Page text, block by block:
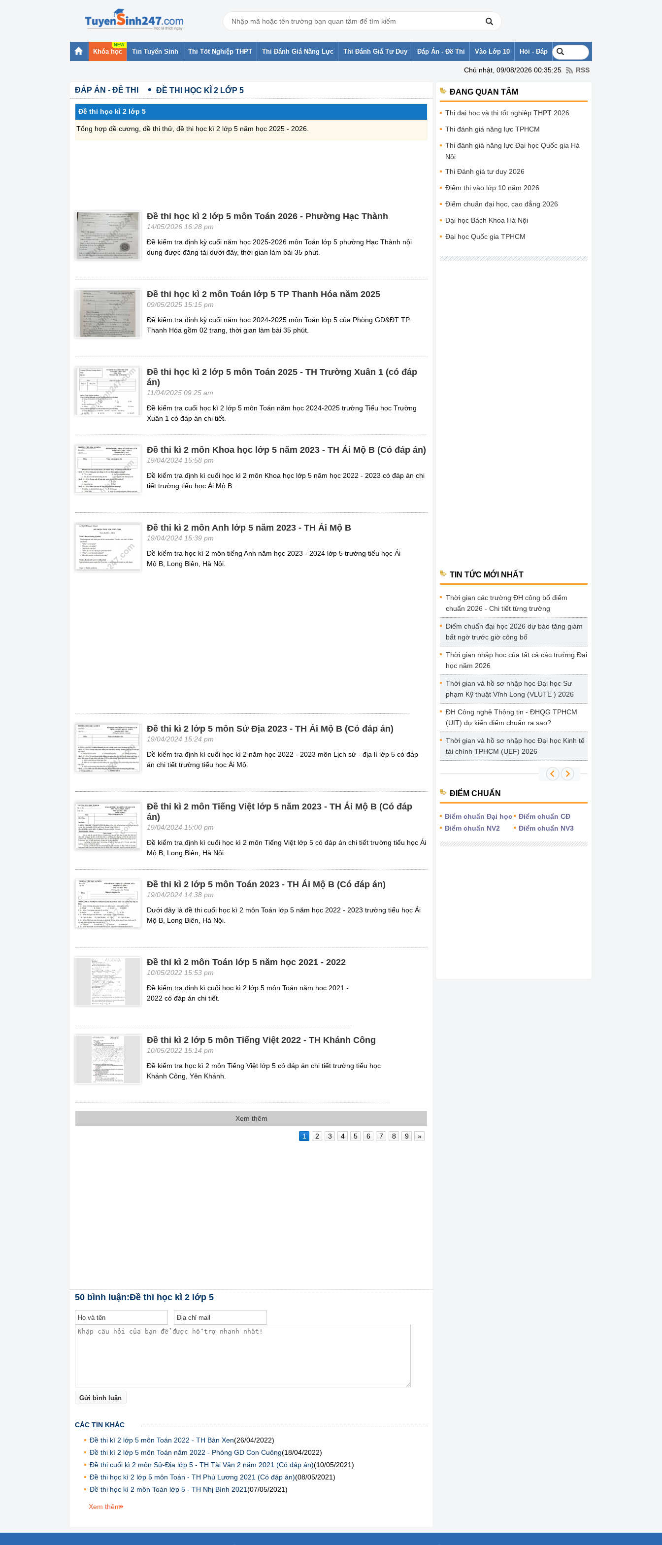
Khóa học Tin Tuyển Sinh Thi Tốt Nghiệp THPT Thi Đánh Giá Năng Lực Thi Đánh Giá Tư Duy Đáp Án - Đề Thi Vào Lớp 10 Hỏi - Đáp
Chủ nhật, 09/08/2026 00:35:25 RSS
ĐÁP ÁN - ĐỀ THI ĐỀ THI HỌC KÌ 2 LỚP 5
Đề thi học kì 2 lớp 5
Tổng hợp đề cương, đề thi thử, đề thi học kì 2 lớp 5 năm học 2025 - 2026.
Đề thi học kì 2 lớp 5 môn Toán 2026 - Phường Hạc Thành
14/05/2026 16:28 pm
Đề kiểm tra định kỳ cuối năm học 2025-2026 môn Toán lớp 5 phường Hạc Thành nội
dung được đăng tải dưới đây, thời gian làm bài 35 phút.
Đề thi học kì 2 môn Toán lớp 5 TP Thanh Hóa năm 2025
09/05/2025 15:15 pm
Đề kiểm tra định kỳ cuối năm học 2024-2025 môn Toán lớp 5 của Phòng GD&ĐT TP.
Thanh Hóa gồm 02 trang, thời gian làm bài 35 phút.
Đề thi học kì 2 lớp 5 môn Toán 2025 - TH Trường Xuân 1 (có đáp
án)
11/04/2025 09:25 am
Đề kiểm tra cuối học kì 2 lớp 5 môn Toán năm học 2024-2025 trường Tiểu học Trường
Xuân 1 có đáp án chi tiết.
Đề thi kì 2 môn Khoa học lớp 5 năm 2023 - TH Ái Mộ B (Có đáp án)
19/04/2024 15:58 pm
Đề kiểm tra định kì cuối học kì 2 môn Khoa học lớp 5 năm học 2022 - 2023 có đáp án chi
tiết trường tiểu học Ái Mộ B.
Đề thi kì 2 môn Anh lớp 5 năm 2023 - TH Ái Mộ B
19/04/2024 15:39 pm
Đề kiểm tra học kì 2 môn tiếng Anh năm học 2023 - 2024 lớp 5 trường tiểu học Ái
Mộ B, Long Biên, Hà Nội.
Đề thi kì 2 lớp 5 môn Sử Địa 2023 - TH Ái Mộ B (Có đáp án)
19/04/2024 15:24 pm
Đề kiểm tra định kì cuối học kì 2 năm học 2022 - 2023 môn Lịch sử - địa lí lớp 5 có đáp
án chi tiết trường tiểu học Ái Mộ.
Đề thi kì 2 môn Tiếng Việt lớp 5 năm 2023 - TH Ái Mộ B (Có đáp
án)
19/04/2024 15:00 pm
Đề kiểm tra định kì cuối học kì 2 môn Tiếng Việt lớp 5 có đáp án chi tiết trường tiểu học Ái
Mộ B, Long Biên, Hà Nội.
Đề thi kì 2 lớp 5 môn Toán 2023 - TH Ái Mộ B (Có đáp án)
19/04/2024 14:38 pm
Dưới đây là đề thi cuối học kì 2 môn Toán lớp 5 năm học 2022 - 2023 trường tiểu học Ái
Mộ B, Long Biên, Hà Nội.
Đề thi kì 2 môn Toán lớp 5 năm học 2021 - 2022
10/05/2022 15:53 pm
Đề kiểm tra định kì cuối học kì 2 lớp 5 môn Toán năm học 2021 -
2022 có đáp án chi tiết.
Đề thi kì 2 lớp 5 môn Tiếng Việt 2022 - TH Khánh Công
10/05/2022 15:14 pm
Đề kiểm tra học kì 2 môn Tiếng Việt lớp 5 có đáp án chi tiết trường tiểu học
Khánh Công, Yên Khánh.
Xem thêm
1 2 3 4 5 6 7 8 9 »
50 bình luận:Đề thi học kì 2 lớp 5
Gửi bình luận
CÁC TIN KHÁC
Đề thi kì 2 lớp 5 môn Toán 2022 - TH Bản Xen(26/04/2022)
Đề thi kì 2 lớp 5 môn Toán năm 2022 - Phòng GD Con Cuông(18/04/2022)
Đề thi cuối kì 2 môn Sử-Địa lớp 5 - TH Tài Văn 2 năm 2021 (Có đáp án)(10/05/2021)
Đề thi học kì 2 lớp 5 môn Toán - TH Phú Lương 2021 (Có đáp án)(08/05/2021)
Đề thi học kì 2 môn Toán lớp 5 - TH Nhị Bình 2021(07/05/2021)
Xem thêm
ĐANG QUAN TÂM
Thi đại học và thi tốt nghiệp THPT 2026
Thi đánh giá năng lực TPHCM
Thi đánh giá năng lực Đại học Quốc gia Hà
Nội
Thi Đánh giá tư duy 2026
Điểm thi vào lớp 10 năm 2026
Điểm chuẩn đại học, cao đẳng 2026
Đại học Bách Khoa Hà Nội
Đại học Quốc gia TPHCM
TIN TỨC MỚI NHẤT
Thời gian các trường ĐH công bố điểm
chuẩn 2026 - Chi tiết từng trường
Điểm chuẩn đại học 2026 dự báo tăng giảm
bất ngờ trước giờ công bố
Thời gian nhập học của tất cả các trường Đại
học năm 2026
Thời gian và hồ sơ nhập học Đại học Sư
phạm Kỹ thuật Vĩnh Long (VLUTE ) 2026
ĐH Công nghệ Thông tin - ĐHQG TPHCM
(UIT) dự kiến điểm chuẩn ra sao?
Thời gian và hồ sơ nhập học Đại học Kinh tế
tài chính TPHCM (UEF) 2026
ĐIỂM CHUẨN
Điểm chuẩn Đại học
Điểm chuẩn CĐ
Điểm chuẩn NV2
Điểm chuẩn NV3